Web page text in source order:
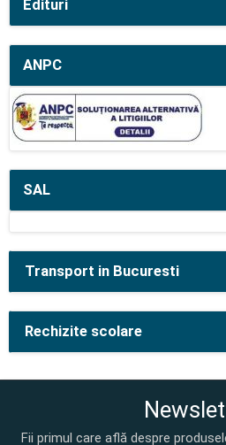
Edituri
ANPC
SAL
Transport in Bucuresti
Rechizite scolare
Fii primul care află despre